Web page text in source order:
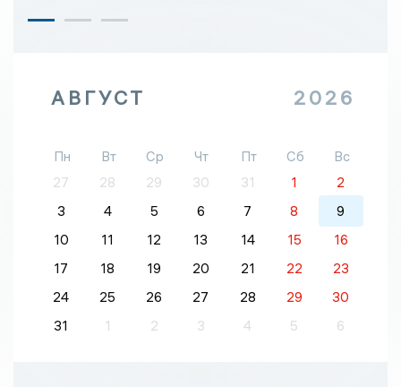
АВГУСТ 2026
Пн Вт Ср Чт Пт Сб
Вс
27
28 29 30 31 1
2
3
4 5 6 7 8
9
10
11 12 13 14 15
16
17
18 19 20 21 22
23
24
25 26 27 28 29
30
31
1 2 3 4 5 6